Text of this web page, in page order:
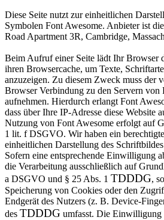
Diese Seite nutzt zur einheitlichen
Symbolen Font Awesome. Anbieter ist
Road Apartment 3R, Cambridge,
Beim Aufruf einer Seite lädt Ihr Browser
ihren Browsercache, um Texte,
anzuzeigen. Zu diesem Zweck muss der
Browser Verbindung zu den Servern von
aufnehmen. Hierdurch erlangt Font
dass überIhre IP-Adresse diese Website
Nutzung von Font Awesome erfolgt auf
1 lit. f DSGVO. Wir haben ein
einheitlichen Darstellung des
Sofern eine entsprechende Einwilligung
die Verarbeitung ausschließlich auf
a DSGVO und § 25 Abs. 1 TDDDG,
Speicherung von Cookies oder den
Endgerät des Nutzers (z. B. Device-
des TDDDG umfasst. Die Einwilligung